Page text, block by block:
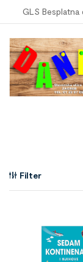
GLS Besplatna
Filter